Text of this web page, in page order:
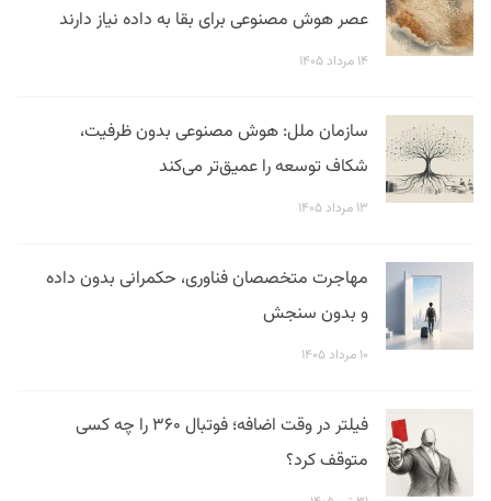
عصر هوش مصنوعی برای بقا به داده نیاز دارند
۱۴ مرداد ۱۴۰۵
سازمان ملل: هوش مصنوعی بدون ظرفیت،
شکاف توسعه را عمیق‌تر می‌کند
۱۳ مرداد ۱۴۰۵
مهاجرت متخصصان فناوری، حکمرانی بدون داده
و بدون سنجش
۱۰ مرداد ۱۴۰۵
فیلتر در وقت اضافه؛ فوتبال ۳۶۰ را چه کسی
متوقف کرد؟